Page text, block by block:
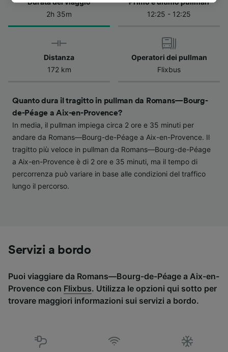
2h 35m
12:25 - 12:25
Distanza
172 km
Operatori dei pullman
Flixbus
Quanto dura il tragitto in pullman da Romans—Bourg-
de-Péage a Aix-en-Provence?
In media, il pullman impiega circa 2 ore e 35 minuti per
andare da Romans—Bourg-de-Péage a Aix-en-Provence. Il
tragitto più veloce in pullman da Romans—Bourg-de-Péage
a Aix-en-Provence è di 2 ore e 35 minuti, ma il tempo di
percorrenza può variare in base alle condizioni del traffico
lungo il percorso.
Servizi a bordo
Puoi viaggiare da Romans—Bourg-de-Péage a Aix-en-
Provence con Flixbus. Utilizza le opzioni qui sotto per
trovare maggiori informazioni sui servizi a bordo.
dell'informativa sulla privacy. Queste scelte
verranno segnalate ai nostri partner e non
dati non verranno usati a scopi di
tracciamento se non ci hai fornito il consenso
per farlo.
fornire:
Utilizzare dati di geolocalizzazione precisi.
Scansione attiva delle caratteristiche del
dispositivo ai fini dell’identificazione.
Archiviare informazioni su dispositivo e/o
accedervi. Pubblicità e contenuti
personalizzati, misurazione delle prestazioni
dei contenuti e degli annunci, ricerche sul
pubblico, sviluppo di servizi.